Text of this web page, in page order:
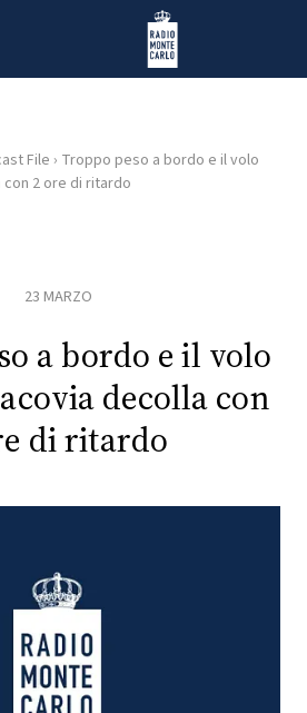
Radio Monte Carlo
File › Troppo peso a bordo e il volo
con 2 ore di ritardo
23 MARZO
a bordo e il volo
decolla con
di ritardo